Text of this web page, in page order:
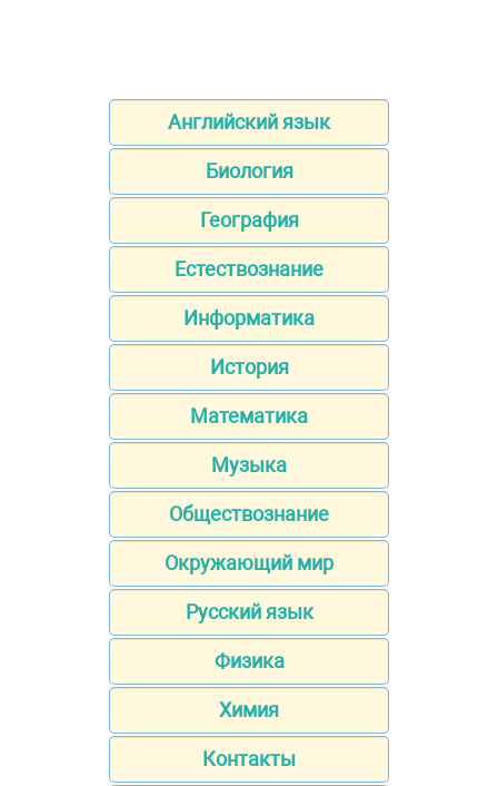
Английский язык
Биология
География
Естествознание
Информатика
История
Математика
Музыка
Обществознание
Окружающий мир
Русский язык
Физика
Химия
Контакты